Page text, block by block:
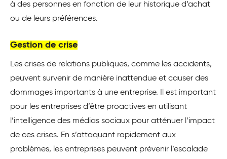
à des personnes en fonction de leur historique d’achat
ou de leurs préférences.
Gestion de crise
Les crises de relations publiques, comme les accidents,
peuvent survenir de manière inattendue et causer des
dommages importants à une entreprise. Il est important
pour les entreprises d’être proactives en utilisant
l’intelligence des médias sociaux pour atténuer l’impact
de ces crises. En s’attaquant rapidement aux
problèmes, les entreprises peuvent prévenir l’escalade